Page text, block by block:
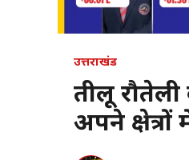
उत्तराखंड
तीलू
अपने क्षेत्रों